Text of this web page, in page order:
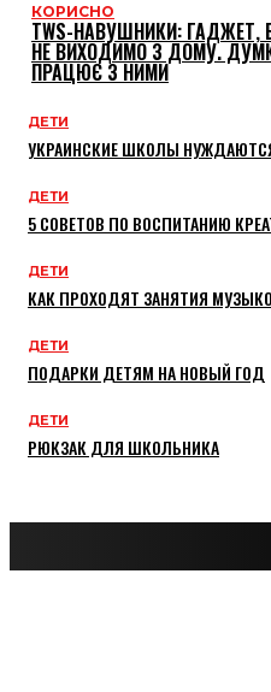
КОРИСНО
TWS-НАВУШНИКИ:
НЕ ВИХОДИМО З ДОМУ.
ПРАЦЮЄ З НИМИ
ДЕТИ
УКРАИНСКИЕ ШКОЛЫ
ДЕТИ
5 СОВЕТОВ ПО ВОСПИТАНИЮ
ДЕТИ
КАК ПРОХОДЯТ ЗАНЯТИЯ
ДЕТИ
ПОДАРКИ ДЕТЯМ НА НОВЫЙ ГОД
ДЕТИ
РЮКЗАК ДЛЯ ШКОЛЬНИКА